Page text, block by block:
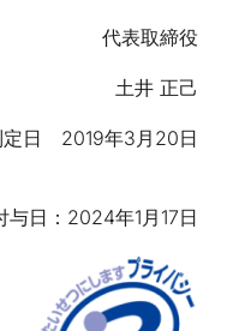
代表取締役
土井 正己
定日 2019年3月20日
：2024年1月17日